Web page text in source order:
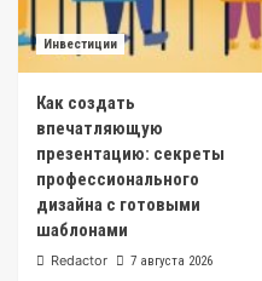
Инвестиции
Как создать
впечатляющую
презентацию: секреты
профессионального
дизайна с готовыми
шаблонами
Redactor 7 августа 2026